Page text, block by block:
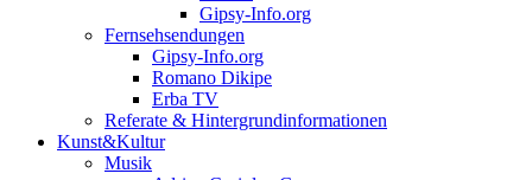
Gipsy-Info.org
Fernsehsendungen
Gipsy-Info.org
Romano Dikipe
Erba TV
Referate & Hintergrundinformationen
Kunst&Kultur
Musik